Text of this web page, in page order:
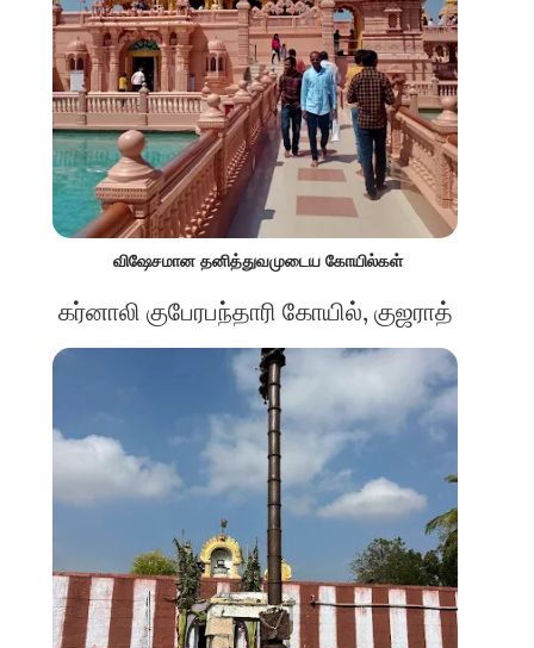
விஷேசமான தனித்துவமுடைய கோயில்கள்
கர்னாலி குபேரபந்தாரி கோயில், குஜராத்